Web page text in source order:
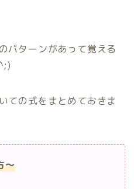
= 33g
パターンがあって覚える
ての式をまとめておきま
～